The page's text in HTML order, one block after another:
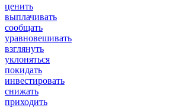
ценить
выплачивать
сообщать
уравновешивать
взглянуть
уклоняться
покидать
инвестировать
снижать
приходить